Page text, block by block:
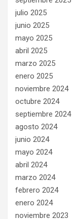
julio 2025
junio 2025
mayo 2025
abril 2025
marzo 2025
enero 2025
noviembre 2024
octubre 2024
septiembre 2024
agosto 2024
junio 2024
mayo 2024
abril 2024
marzo 2024
febrero 2024
enero 2024
noviembre 2023